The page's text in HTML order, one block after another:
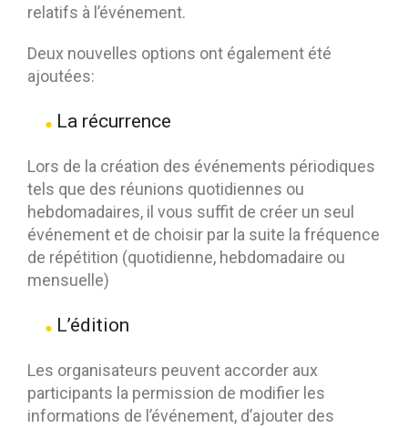
relatifs à l’événement.
Deux nouvelles options ont également été
ajoutées:
La récurrence
Lors de la création des événements périodiques
tels que des réunions quotidiennes ou
hebdomadaires, il vous suffit de créer un seul
événement et de choisir par la suite la fréquence
de répétition (quotidienne, hebdomadaire ou
mensuelle)
L’édition
Les organisateurs peuvent accorder aux
participants la permission de modifier les
informations de l’événement, d’ajouter des